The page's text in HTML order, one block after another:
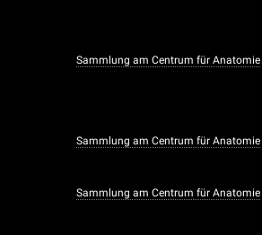
Sammlung am Centrum für Anatomie
Sammlung am Centrum für Anatomie
Sammlung am Centrum für Anatomie